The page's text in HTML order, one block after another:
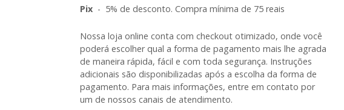
Pix - 5% de desconto. Compra mínima de 75 reais
Nossa loja online conta com checkout otimizado, onde você
poderá escolher qual a forma de pagamento mais lhe agrada
de maneira rápida, fácil e com toda segurança. Instruções
adicionais são disponibilizadas após a escolha da forma de
pagamento. Para mais informações, entre em contato por
um de nossos canais de atendimento.